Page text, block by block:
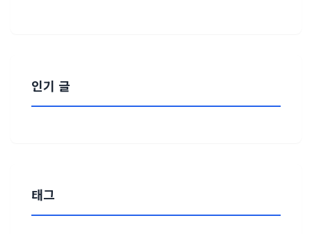
인기 글
태그